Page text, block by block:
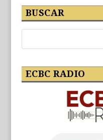
BUSCAR
ECBC RADIO